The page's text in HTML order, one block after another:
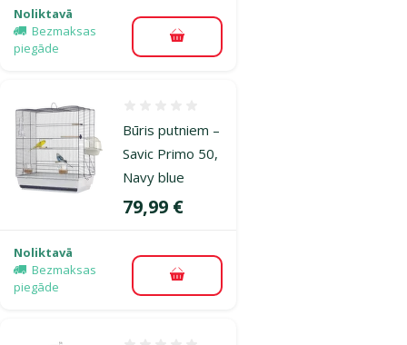
Noliktavā
Bezmaksas
piegāde
Pievienot grozam
Būris putniem –
Savic Primo 50,
Navy blue
Cena
79,99 €
Noliktavā
Bezmaksas
piegāde
Pievienot grozam